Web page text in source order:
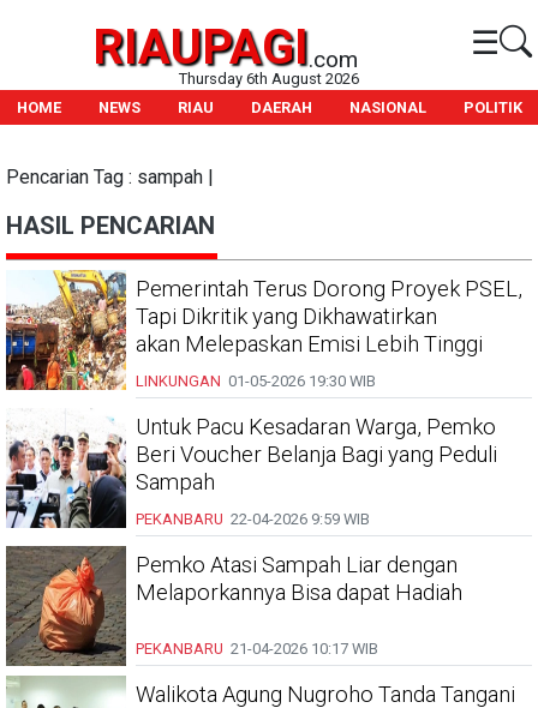
RIAUPAGI.com ☰
Thursday 6th August 2026
HOME
NEWS RIAU DAERAH NASIONAL POLITIK
Pencarian Tag : sampah |
HASIL PENCARIAN
Pemerintah Terus Dorong Proyek PSEL,
Tapi Dikritik yang Dikhawatirkan
akan Melepaskan Emisi Lebih Tinggi
LINKUNGAN 01-05-2026 19:30 WIB
Untuk Pacu Kesadaran Warga, Pemko
Beri Voucher Belanja Bagi yang Peduli
Sampah
PEKANBARU 22-04-2026 9:59 WIB
Pemko Atasi Sampah Liar dengan
Melaporkannya Bisa dapat Hadiah
PEKANBARU 21-04-2026 10:17 WIB
Walikota Agung Nugroho Tanda Tangani